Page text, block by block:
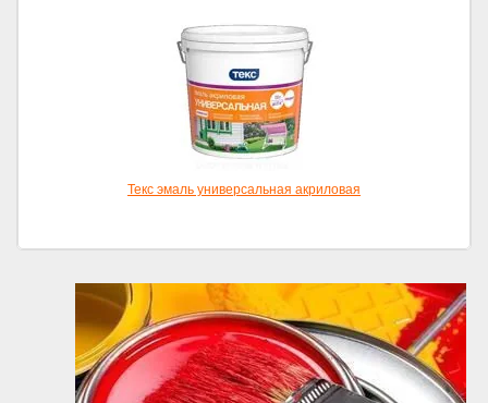
Текс эмаль универсальная акриловая